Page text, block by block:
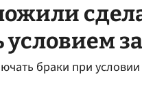
условием
браки при условии